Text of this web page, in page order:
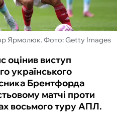
Ярмолюк. Фото: Getty Images
оцінив виступ
українського
Брентфорда
матчі проти
восьмого туру АПЛ.